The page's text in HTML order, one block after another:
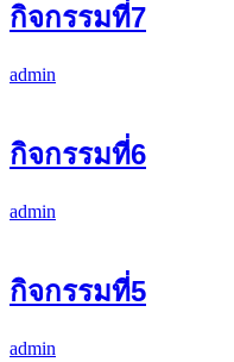
กิจกรรมที่7
admin
กิจกรรมที่6
admin
กิจกรรมที่5
admin